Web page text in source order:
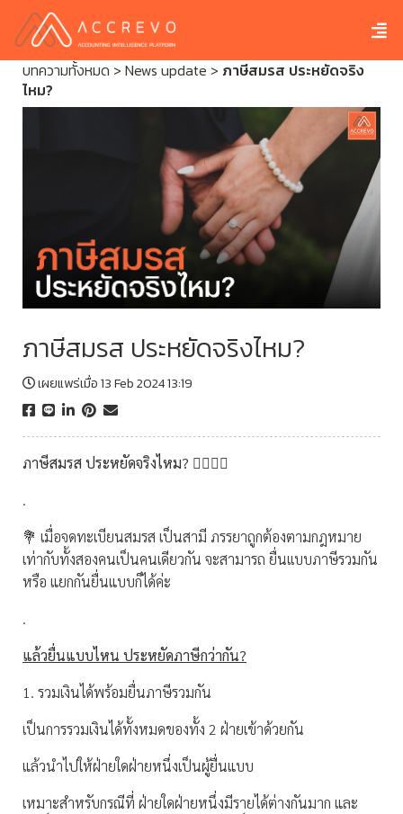
บทความทั้งหมด > News update > ภาษีสมรส ประหยัดจริง
ไหม?
ภาษีสมรส ประหยัดจริงไหม?
เผยแพร่เมื่อ 13 Feb 2024 13:19
ภาษีสมรส ประหยัดจริงไหม? 🤵‍♂️👰‍♀️
.
💐 เมื่อจดทะเบียนสมรส เป็นสามี ภรรยาถูกต้องตามกฎหมาย
เท่ากับทั้งสองคนเป็นคนเดียวกัน จะสามารถ ยื่นเเบบภาษีรวมกัน
หรือ แยกกันยื่นแบบก็ได้ค่ะ
.
แล้วยื่นแบบไหน ประหยัดภาษีกว่ากัน?
1. รวมเงินได้พร้อมยื่นภาษีรวมกัน
เป็นการรวมเงินได้ทั้งหมดของทั้ง 2 ฝ่ายเข้าด้วยกัน
แล้วนำไปให้ฝ่ายใดฝ่ายหนึ่งเป็นผู้ยื่นแบบ
เหมาะสำหรับกรณีที่ ฝ่ายใดฝ่ายหนึ่งมีรายได้ต่างกันมาก และ